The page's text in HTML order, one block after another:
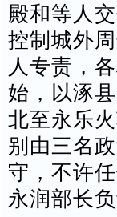
殿和等人
控制城外
人专责，
始，以涿
北至永乐
别由三名
守，不许
永润部长